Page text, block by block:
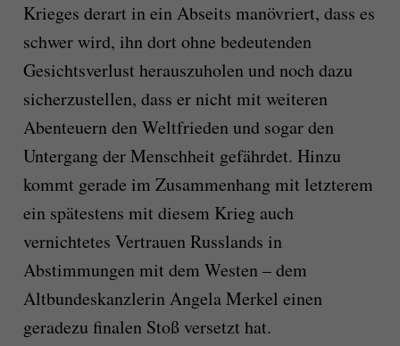
Krieges derart in ein Abseits manövriert, dass es
schwer wird, ihn dort ohne bedeutenden
Gesichtsverlust herauszuholen und noch dazu
sicherzustellen, dass er nicht mit weiteren
Abenteuern den Weltfrieden und sogar den
Untergang der Menschheit gefährdet. Hinzu
kommt gerade im Zusammenhang mit letzterem
ein spätestens mit diesem Krieg auch
vernichtetes Vertrauen Russlands in
Abstimmungen mit dem Westen – dem
Altbundeskanzlerin Angela Merkel einen
geradezu finalen Stoß versetzt hat.